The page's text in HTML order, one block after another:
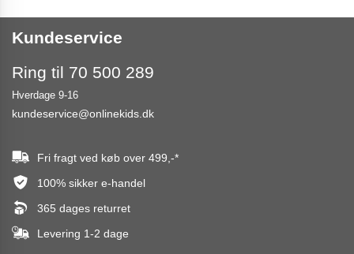
Kundeservice
Ring til 70 500 289
Hverdage 9-16
kundeservice@onlinekids.dk
Fri fragt ved køb over 499,-*
100% sikker e-handel
365 dages returret
Levering 1-2 dage